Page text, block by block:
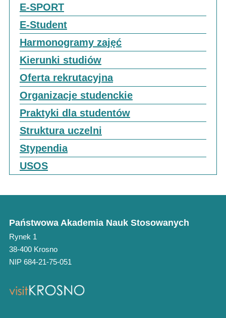
E-SPORT
E-Student
Harmonogramy zajęć
Kierunki studiów
Oferta rekrutacyjna
Organizacje studenckie
Praktyki dla studentów
Struktura uczelni
Stypendia
USOS
Państwowa Akademia Nauk Stosowanych
Rynek 1
38-400 Krosno
NIP 684-21-75-051